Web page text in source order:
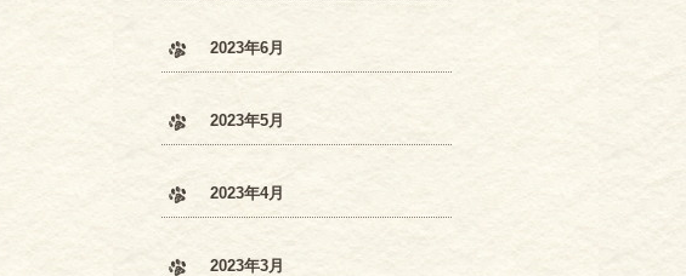
2023年6月
2023年5月
2023年4月
2023年3月